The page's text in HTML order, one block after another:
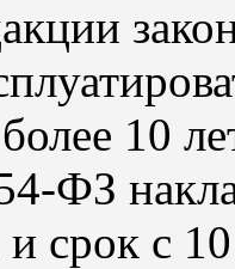
10
ФЗ
срок с